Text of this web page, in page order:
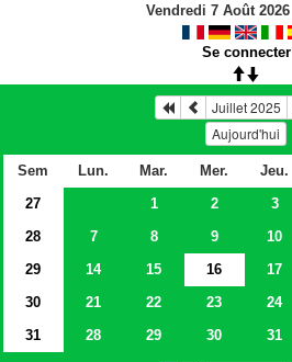
Vendredi 7 Août 2026
Se connecter
Juillet 2025
Aujourd'hui
Sem Lun. Mar. Mer. Jeu.
27
1 2 3
28
7 8 9 10
29
14 15 16 17
30
21 22 23 24
31
28 29 30 31